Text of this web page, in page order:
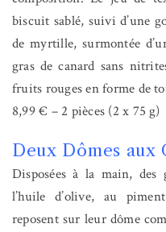
biscuit sablé, suivi d’une
de myrtille, surmontée
gras de canard sans
fruits rouges en forme de
8,99 € – 2 pièces (2 x 75 g)
Deux Dômes aux
Disposées à la main, des
l’huile d’olive, au
reposent sur leur dôme